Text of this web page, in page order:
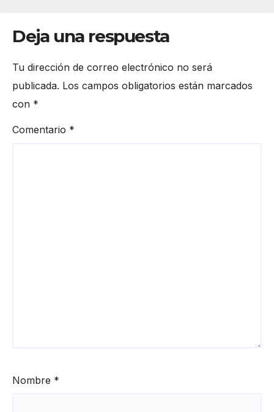
Deja una respuesta
Tu dirección de correo electrónico no será
publicada. Los campos obligatorios están marcados
con *
Comentario *
Nombre *